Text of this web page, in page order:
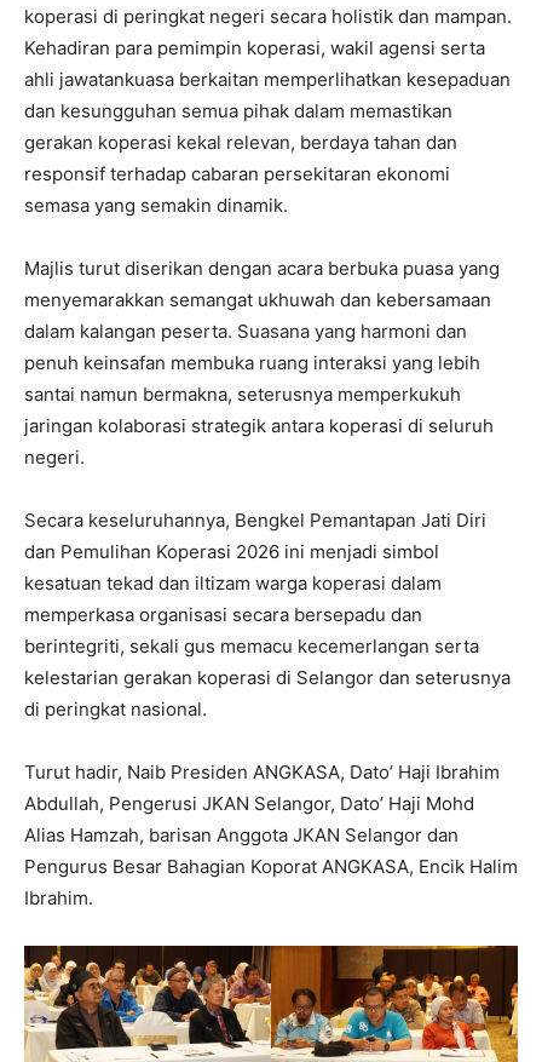
koperasi di peringkat negeri secara holistik dan mampan.
Kehadiran para pemimpin koperasi, wakil agensi serta
ahli jawatankuasa berkaitan memperlihatkan kesepaduan
dan kesungguhan semua pihak dalam memastikan
gerakan koperasi kekal relevan, berdaya tahan dan
responsif terhadap cabaran persekitaran ekonomi
semasa yang semakin dinamik.
Majlis turut diserikan dengan acara berbuka puasa yang
menyemarakkan semangat ukhuwah dan kebersamaan
dalam kalangan peserta. Suasana yang harmoni dan
penuh keinsafan membuka ruang interaksi yang lebih
santai namun bermakna, seterusnya memperkukuh
jaringan kolaborasi strategik antara koperasi di seluruh
negeri.
Secara keseluruhannya, Bengkel Pemantapan Jati Diri
dan Pemulihan Koperasi 2026 ini menjadi simbol
kesatuan tekad dan iltizam warga koperasi dalam
memperkasa organisasi secara bersepadu dan
berintegriti, sekali gus memacu kecemerlangan serta
kelestarian gerakan koperasi di Selangor dan seterusnya
di peringkat nasional.
Turut hadir, Naib Presiden ANGKASA, Dato’ Haji Ibrahim
Abdullah, Pengerusi JKAN Selangor, Dato’ Haji Mohd
Alias Hamzah, barisan Anggota JKAN Selangor dan
Pengurus Besar Bahagian Koporat ANGKASA, Encik Halim
Ibrahim.